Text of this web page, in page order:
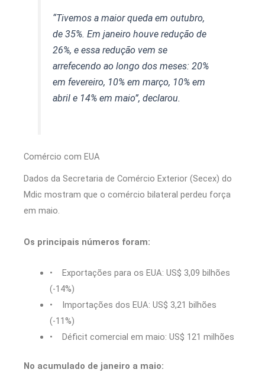
“Tivemos a maior queda em outubro,
de 35%. Em janeiro houve redução de
26%, e essa redução vem se
arrefecendo ao longo dos meses: 20%
em fevereiro, 10% em março, 10% em
abril e 14% em maio”, declarou.
Comércio com EUA
Dados da Secretaria de Comércio Exterior (Secex) do
Mdic mostram que o comércio bilateral perdeu força
em maio.
Os principais números foram:
• Exportações para os EUA: US$ 3,09 bilhões
(-14%)
• Importações dos EUA: US$ 3,21 bilhões
(-11%)
• Déficit comercial em maio: US$ 121 milhões
No acumulado de janeiro a maio: